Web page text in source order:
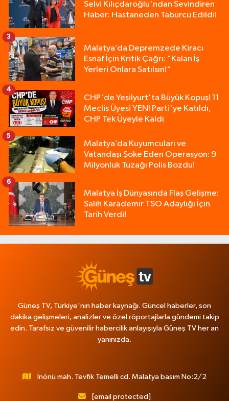
Selvi Kılıçdaroğlu'ndan Sevindiren
Haber: Hastaneden Taburcu Edildi!
Malatya’da Depremzede Kiracı
Esnaf İçin Kritik Çağrı: "Kalan İş
Yerleri Onlara Satılsın!"
3
CHP'de Yeşilyurt'ta Büyük Kopuş! 11
Meclis Üyesi YENİ Parti'ye Katıldı,
CHP Tek Üyeyle Kaldı
4
Malatya’da Kuyumcuları ve
Vatandaşı Şoke Eden Operasyon: 9
Milyonluk Tuzağı Polis Bozdu!
5
Malatya İş Dünyasında Flaş Gelişme:
Salih Karademir TSO Adaylığı İçin
Tarih Verdi!
6
Güneş TV, Türkiye'nin haber kaynağı. Güncel haberler, son
dakika gelişmeleri, analizler ve özel röportajlarla gündemi takip
edin. Tarafsız ve güvenilir habercilik anlayışıyla Güneş TV her an
yanınızda.
İnönü mah. Tevfik Temelli cd. Malatya basım No:2/2
[email protected]